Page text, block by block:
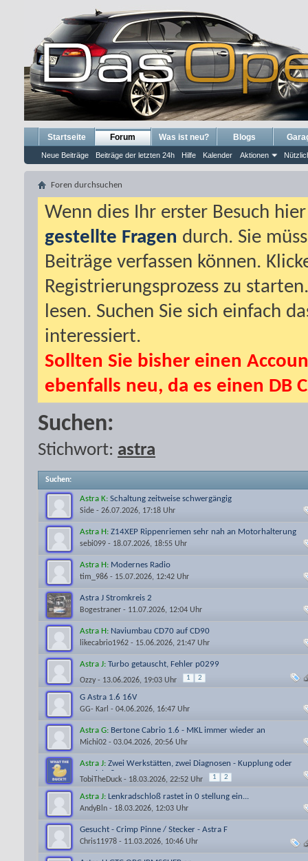
Startseite Forum
Neue Beiträge Beiträge der letzten 24h Hilfe Kalender Aktionen
Was ist neu? Blogs
Foren durchsuchen
Wenn dies Ihr erster Besuch
gestellte Fragen durch. Sie
Beiträge verfassen können.
Registrierungsprozess zu
lesen. Suchen Sie sich einfach
interessiert.
Sollten Sie bisher einen
ebenfalls neu, da es einen DB
Suchen:
Stichwort: astra
Suchen:
Astra K: Schaltung zeitweise schwergängig
Side - 26.07.2026, 17:18 Uhr
Astra H: Z14XEP Rippenriemen sehr nah an Motorhalterung
sebi099 - 18.07.2026, 18:55 Uhr
Astra H: Modernes Radio
tim_986 - 15.07.2026, 12:42 Uhr
Astra J Stromkreis 2
Bogestraner - 11.07.2026, 12:04 Uhr
Astra H: Naviumbau CD70 auf CD90
likecabrio1962 - 15.06.2026, 21:47 Uhr
Astra J: Turbo getauscht, Fehler p0299
Ozzy- 13.06.2026, 19:03 Uhr 1 2
G Astra 1.6 16V
GG- Karl - 04.06.2026, 16:47 Uhr
Astra G: Bertone Cabrio 1.6 - MKL immer wieder an
Michi02 - 03.04.2026, 20:56 Uhr
Astra J: Zwei Werkstätten, zwei Diagnosen - Kupplung oder
Getriebe?
TobiTheDuck - 18.03.2026, 22:52 Uhr 1 2
Astra J: Lenkradschloß rastet in 0 stellung ein...
AndyBln - 18.03.2026, 12:03 Uhr
Gesucht - Crimp Pinne / Stecker - Astra F
Chris11978 - 11.03.2026, 10:46 Uhr